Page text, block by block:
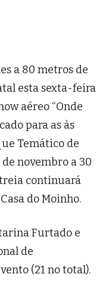
a 80 metros de
esta sexta-feira
aéreo “Onde
para as às
Temático de
novembro a 30
continuará
do Moinho.
Furtado e
de
(21 no total).